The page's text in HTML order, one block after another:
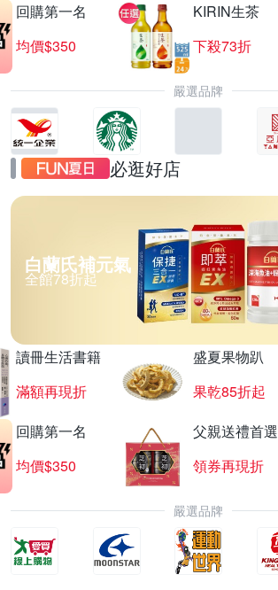
回購第一名
均價$350
KIRIN生茶
下殺73折
嚴選品牌
必逛好店
白蘭氏補元氣
全館78折起
讀冊生活書籍
滿額再現折
盛夏果物趴
果乾85折起
回購第一名
均價$350
父親送禮首選
領券再現折
嚴選品牌